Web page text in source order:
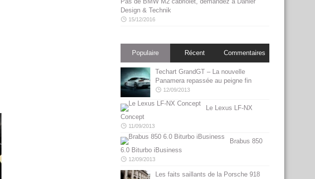
Design & Technik
15/12/2016
Populaire Récent Commentaires
Techart GrandGT – La nouvelle
Panamera repassée au peigne fin
12/09/2013
Le Lexus LF-NX
Concept
11/09/2013
Brabus 850
6.0 Biturbo iBusiness
12/09/2013
Les faits saillants de la Porsche 918